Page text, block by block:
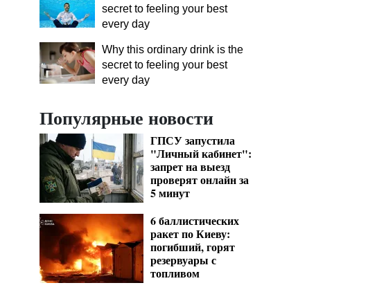
secret to feeling your best
every day
Why this ordinary drink is the
secret to feeling your best
every day
Популярные новости
ГПСУ запустила
"Личный кабинет":
запрет на выезд
проверят онлайн за
5 минут
6 баллистических
ракет по Киеву:
погибший, горят
резервуары с
топливом